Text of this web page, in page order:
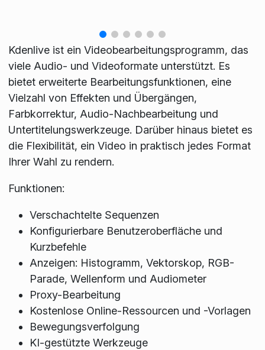
Kdenlive ist ein Videobearbeitungsprogramm, das
viele Audio- und Videoformate unterstützt. Es
bietet erweiterte Bearbeitungsfunktionen, eine
Vielzahl von Effekten und Übergängen,
Farbkorrektur, Audio-Nachbearbeitung und
Untertitelungswerkzeuge. Darüber hinaus bietet es
die Flexibilität, ein Video in praktisch jedes Format
Ihrer Wahl zu rendern.
Funktionen:
Verschachtelte Sequenzen
Konfigurierbare Benutzeroberfläche und
Kurzbefehle
Anzeigen: Histogramm, Vektorskop, RGB-
Parade, Wellenform und Audiometer
Proxy-Bearbeitung
Kostenlose Online-Ressourcen und -Vorlagen
Bewegungsverfolgung
KI-gestützte Werkzeuge